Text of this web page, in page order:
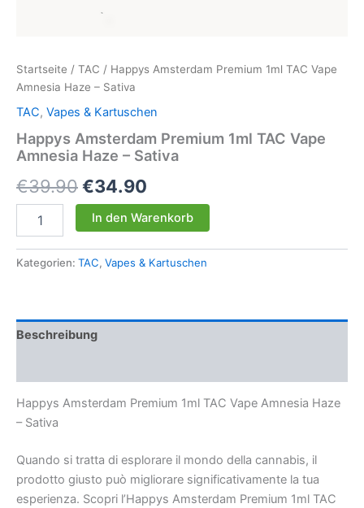
Startseite / TAC / Happys Amsterdam Premium 1ml TAC Vape
Amnesia Haze – Sativa
TAC, Vapes & Kartuschen
Happys Amsterdam Premium 1ml TAC Vape
Amnesia Haze – Sativa
€39.90Ursprünglicher
Preis
war:
€39.90
€34.90
Preis
ist:
€34.90.
Amsterdam
1ml
Haze
-
In den Warenkorb
Kategorien: TAC, Vapes & Kartuschen
Beschreibung
Happys Amsterdam Premium 1ml TAC Vape Amnesia Haze
– Sativa
Quando si tratta di esplorare il mondo della cannabis, il
prodotto giusto può migliorare significativamente la tua
esperienza. Scopri l’Happys Amsterdam Premium 1ml TAC